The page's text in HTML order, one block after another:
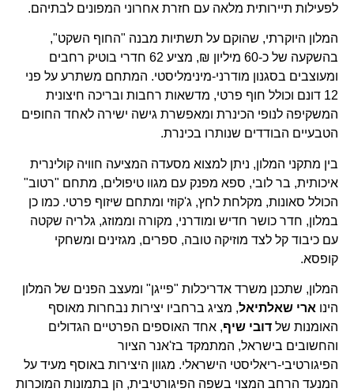
לפעילות תיירותית מלאה עם חזרת אחרוני המפונים לבתיהם.
המלון היוקרתי, שהוקם על תשתיות מבנה "החוף השקט",
בהשקעה של כ-60 מיליון ₪, מציע 62 חדרי בוטיק רחבים
ומעוצבים בסגנון מודרני-מינימליסטי. המתחם משתרע על פני
12 דונם וכולל חוף פרטי, מדשאות רחבות ובריכה חיצונית
המשקיפה לנופי הכינרת ומאפשרת גישה ישירה לאחד החופים
הטבעיים הבודדים שנותרו בכינרת.
בין מתקני המלון, ניתן למצוא מסעדה המציעה חוויה קולינרית
איכותית, בר לובי, ספא מפנק עם מגוו טיפולים, מתחם "רטוב"
הכולל סאונות, מקלחת לחץ, ג'קוזי ומתחם שיזוף פרטי. כמו כן
במלון, חדר כושר חדיש ומודרני, מקורה וממוזג, גלריה שקטה
עם כיבוד קל לצד מוזיקה טובה, ספרים, מגזינים ומשחקי
קופסא.
המלון, שתכנן משרד אדריכלות "פייגן" ומעצב הפנים של המלון
הינו ארי שאלתיאל, מציג ברחביו יצירות נבחרות מאוסף
האומנות של דובי שיף, אחד האוספים הפרטיים הגדולים
והחשובים בישראל, המתמקד בז'אנר הציור
הפיגורטיבי-ריאליסטי הישראלי. מגוון היצירות באוסף מעיד על
המנעד הרחב המצוי בשפה הפיגורטיבית, הן בתמונות המוכרות